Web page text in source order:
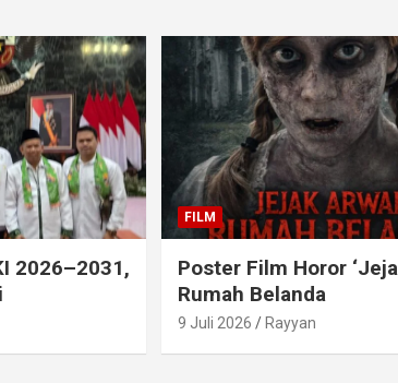
2026–2031,
FILM
Poster Film Horor
Rumah Belanda
9 Juli 2026 Rayyan